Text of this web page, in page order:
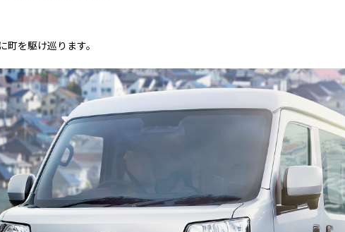
を駆け巡ります。